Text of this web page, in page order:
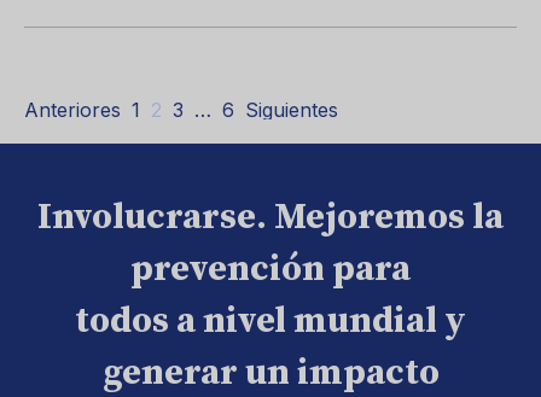
Anteriores 1 2 3 … 6 Siguientes
Involucrarse. Mejoremos la
prevención para
todos a nivel mundial y
generar un impacto